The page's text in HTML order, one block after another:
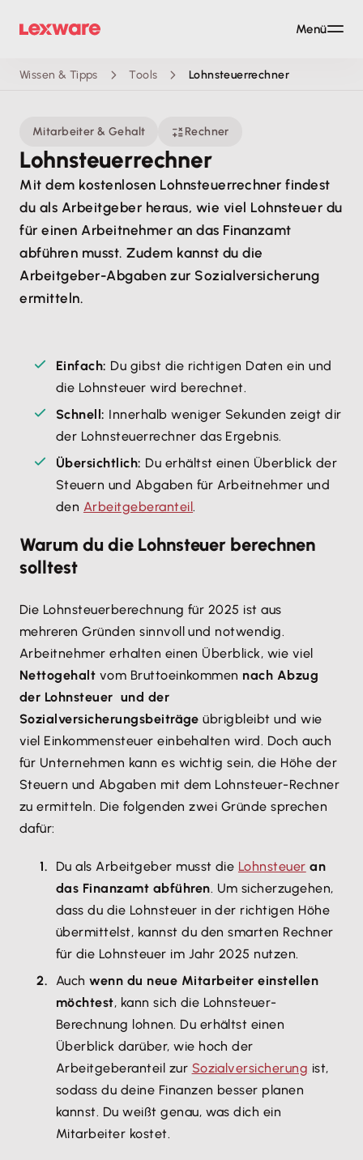
Wissen & Tipps Tools Lohnsteuerrechner
Mitarbeiter & Gehalt Rechner
Lohnsteuerrechner
Mit dem kostenlosen Lohnsteuerrechner findest
du als Arbeitgeber heraus, wie viel Lohnsteuer du
für einen Arbeitnehmer an das Finanzamt
abführen musst. Zudem kannst du die
Arbeitgeber-Abgaben zur Sozialversicherung
ermitteln.
Einfach: Du gibst die richtigen Daten ein und
die Lohnsteuer wird berechnet.
Schnell: Innerhalb weniger Sekunden zeigt dir
der Lohnsteuerrechner das Ergebnis.
Übersichtlich: Du erhältst einen Überblick der
Steuern und Abgaben für Arbeitnehmer und
den Arbeitgeberanteil.
Warum du die Lohnsteuer berechnen
solltest
Die Lohnsteuerberechnung für 2025 ist aus
mehreren Gründen sinnvoll und notwendig.
Arbeitnehmer erhalten einen Überblick, wie viel
Nettogehalt vom Bruttoeinkommen nach Abzug
der Lohnsteuer und der
Sozialversicherungsbeiträgeübrigbleibt und wie
viel Einkommensteuer einbehalten wird. Doch auch
für Unternehmen kann es wichtig sein, die Höhe der
Steuern und Abgaben mit dem Lohnsteuer-Rechner
zu ermitteln. Die folgenden zwei Gründe sprechen
dafür:
Du als Arbeitgeber musst die Lohnsteuer an
das Finanzamt abführen. Um sicherzugehen,
dass du die Lohnsteuer in der richtigen Höhe
übermittelst, kannst du den smarten Rechner
für die Lohnsteuer im Jahr 2025 nutzen.
Auchwenn du neue Mitarbeiter einstellen
möchtest, kann sich die Lohnsteuer-
Berechnung lohnen. Du erhältst einen
Überblick darüber, wie hoch der
Arbeitgeberanteil zur Sozialversicherung ist,
sodass du deine Finanzen besser planen
kannst. Du weißt genau, was dich ein
Mitarbeiter kostet.
Menü